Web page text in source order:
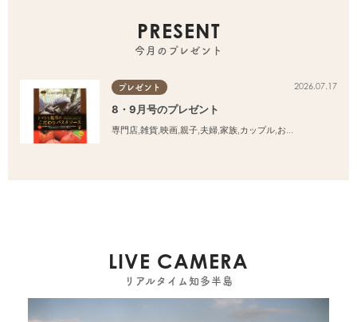
PRESENT
今月のプレゼント
プレゼント 2026.07.17
8・9月号のプレゼント
専門店,雑貨,映画,親子,夫婦,家族,カップル,おひとりさま
LIVE CAMERA
リアルタイム知多半島